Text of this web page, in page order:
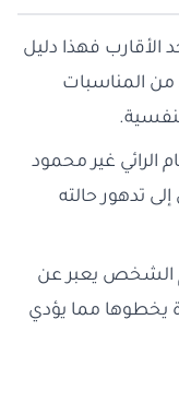
الأقارب فهذا دليل
من المناسبات
الرائي غير محمود
تدهور حالته
الشخص يعبر عن
يخطوها مما يؤدي